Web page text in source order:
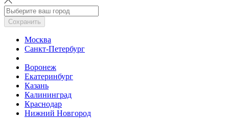
Сохранить
Москва
Санкт-Петербург
Воронеж
Екатеринбург
Казань
Калининград
Краснодар
Нижний Новгород